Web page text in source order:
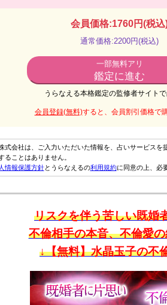
会員価格:1760円(税込
通常価格:2200円(税込)
一部無料アリ
鑑定に進む
うらなえる本格鑑定の監修者サイト
会員登録(無料)すると、会員割引価格で
式会社は、ご入力いただいた情報を、占いサービスを
ることはありません。
情報保護方針とうらなえるの利用規約に同意の上、必
リスクを伴う苦しい既婚
不倫相手の本音、不倫愛
↓【無料】水晶玉子の不